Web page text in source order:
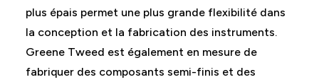
plus épais permet une plus grande flexibilité dans
la conception et la fabrication des instruments.
Greene Tweed est également en mesure de
fabriquer des composants semi-finis et des